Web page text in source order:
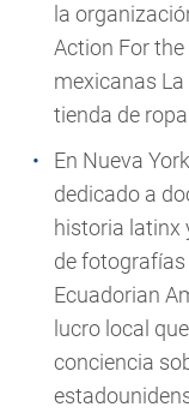
la
Action For the
mexicanas
tienda de ropa
En Nueva
dedicado a
historia latinx
de fotografías
Ecuadorian
lucro local
conciencia